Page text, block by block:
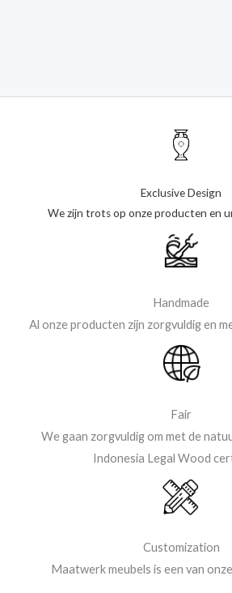
Exclusive Design
We zijn trots op onze producten en
Handmade
Al onze producten zijn zorgvuldig en
Fair
We gaan zorgvuldig om met de
Indonesia Legal Wood
Customization
Maatwerk meubels is een van